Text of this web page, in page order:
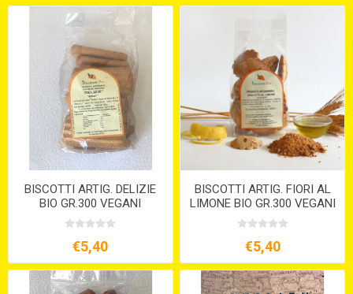
BISCOTTI ARTIG. DELIZIE
BIO GR.300 VEGANI
€5,40
BISCOTTI ARTIG. FIORI AL
LIMONE BIO GR.300 VEGANI
€5,40